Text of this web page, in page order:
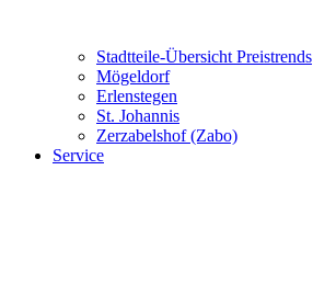
Stadtteile-Übersicht Preistrends
Mögeldorf
Erlenstegen
St. Johannis
Zerzabelshof (Zabo)
Service